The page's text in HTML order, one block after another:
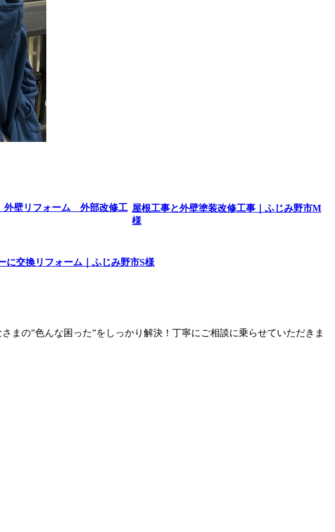
屋根工事と外壁塗装改修工事｜ふじみ野市M
様
に交換リフォーム｜ふじみ野市S様
まの”色んな困った”をしっかり解決！丁寧にご相談に乗らせていただきま